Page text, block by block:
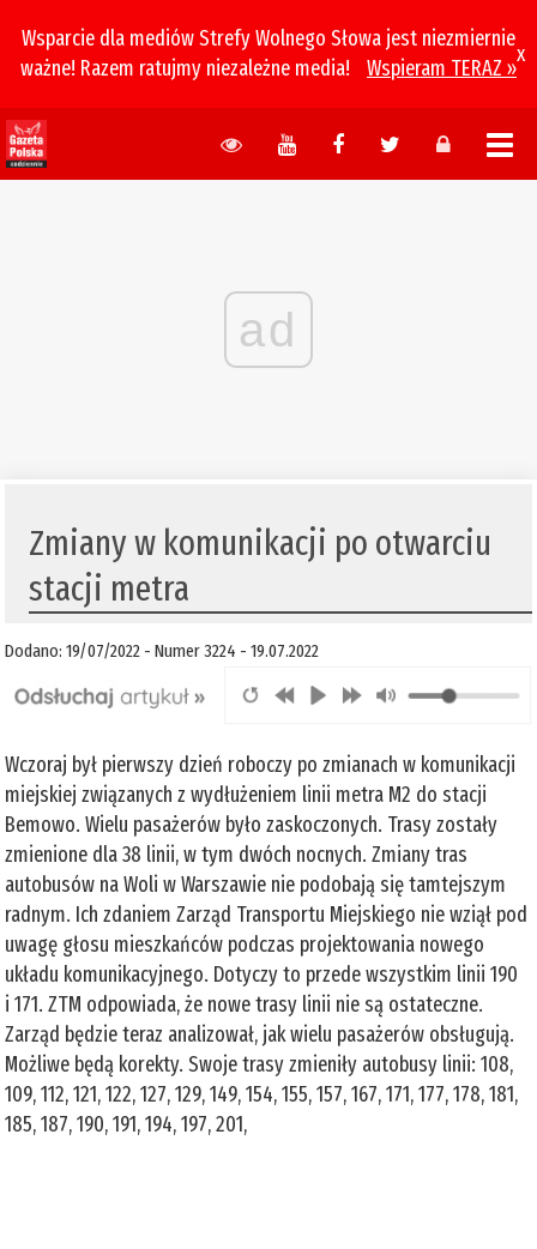
Wsparcie dla mediów Strefy Wolnego Słowa jest niezmiernie
ważne! Razem ratujmy niezależne media!
Wspieram TERAZ »
x
ad
Zmiany w komunikacji po otwarciu
stacji metra
Dodano: 19/07/2022 - Numer 3224 - 19.07.2022
Wczoraj był pierwszy dzień roboczy po zmianach w komunikacji
miejskiej związanych z wydłużeniem linii metra M2 do stacji
Bemowo. Wielu pasażerów było zaskoczonych. Trasy zostały
zmienione dla 38 linii, w tym dwóch nocnych. Zmiany tras
autobusów na Woli w Warszawie nie podobają się tamtejszym
radnym. Ich zdaniem Zarząd Transportu Miejskiego nie wziął pod
uwagę głosu mieszkańców podczas projektowania nowego
układu komunikacyjnego. Dotyczy to przede wszystkim linii 190
i 171. ZTM odpowiada, że nowe trasy linii nie są ostateczne.
Zarząd będzie teraz analizował, jak wielu pasażerów obsługują.
Możliwe będą korekty. Swoje trasy zmieniły autobusy linii: 108,
109, 112, 121, 122, 127, 129, 149, 154, 155, 157, 167, 171, 177, 178, 181,
185, 187, 190, 191, 194, 197, 201,